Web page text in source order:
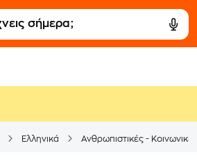
Ελληνικά Ανθρωπιστικές -